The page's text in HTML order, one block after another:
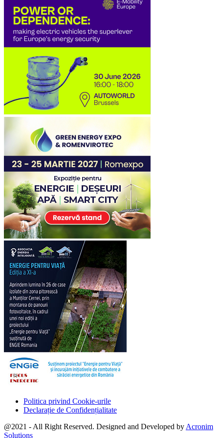
Politica privind Cookie-urile
Declarație de Confidențialitate
@2021 - All Right Reserved. Designed and Developed by Acronim
Solutions